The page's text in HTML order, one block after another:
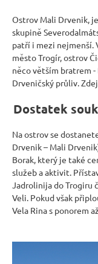
Ostrov Mali Drvenik,
skupině
patří i mezi nejmenší.
město Trogír, ostrov
něco větším bratrem
Drveničský průliv.
Dostatek
Na ostrov se
Drvenik – Mali
Borak, který je také
služeb a aktivit.
Jadrolinija do Trogiru
Veli. Pokud však
Vela Rina s ponorem
D
o
p
o
r
u
č
u